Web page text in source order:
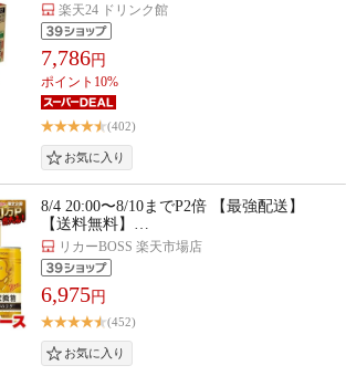
楽天24 ドリンク館
7,786円
ポイント10%
(402)
8/4 20:00〜8/10までP2倍 【最強配送】
【送料無料】…
リカーBOSS 楽天市場店
6,975円
(452)